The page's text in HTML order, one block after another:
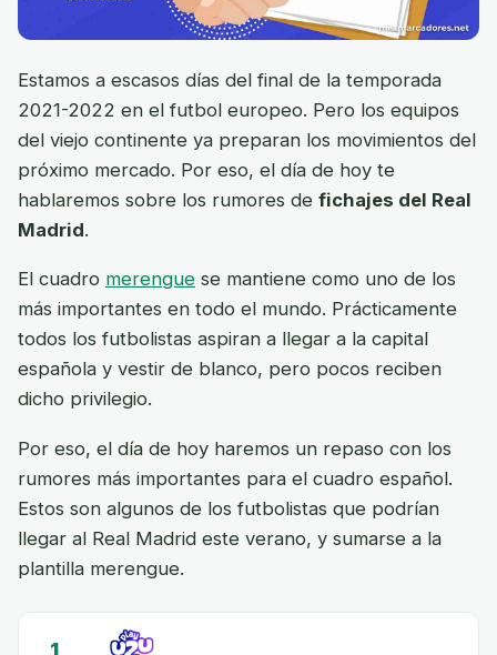
Estamos a escasos días del final de la temporada
2021-2022 en el futbol europeo. Pero los equipos
del viejo continente ya preparan los movimientos del
próximo mercado. Por eso, el día de hoy te
hablaremos sobre los rumores de fichajes del Real
Madrid.
El cuadro merengue se mantiene como uno de los
más importantes en todo el mundo. Prácticamente
todos los futbolistas aspiran a llegar a la capital
española y vestir de blanco, pero pocos reciben
dicho privilegio.
Por eso, el día de hoy haremos un repaso con los
rumores más importantes para el cuadro español.
Estos son algunos de los futbolistas que podrían
llegar al Real Madrid este verano, y sumarse a la
plantilla merengue.